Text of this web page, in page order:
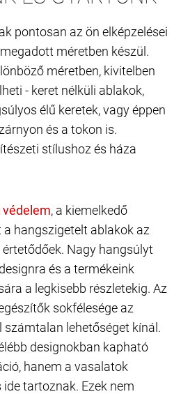
pontosan az ön elképzelései
méretben készül.
méretben, kivitelben
- keret nélküli ablakok,
élű keretek, vagy éppen
és a tokon is.
stílushoz és háza
, a kiemelkedő
hangszigetelt ablakok az
Nagy hangsúlyt
és a termékeink
a legkisebb részletekig. Az
sokfélesége az
lehetőséget kínál.
designokban kapható
hanem a vasalatok
tartoznak. Ezek nem